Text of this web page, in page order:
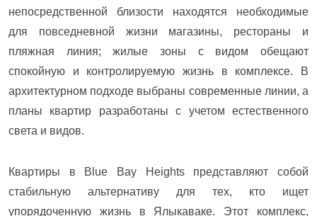
непосредственной близости находятся необходимые
для повседневной жизни магазины, рестораны и
пляжная линия; жилые зоны с видом обещают
спокойную и контролируемую жизнь в комплексе. В
архитектурном подходе выбраны современные линии, а
планы квартир разработаны с учетом естественного
света и видов.
Квартиры в Blue Bay Heights представляют собой
стабильную альтернативу для тех, кто ищет
упорядоченную жизнь в Ялыкаваке. Этот комплекс,